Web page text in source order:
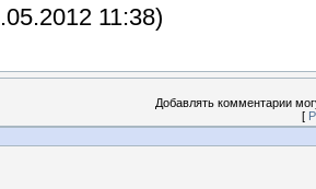
11:38)
Добавлять комментарии
[